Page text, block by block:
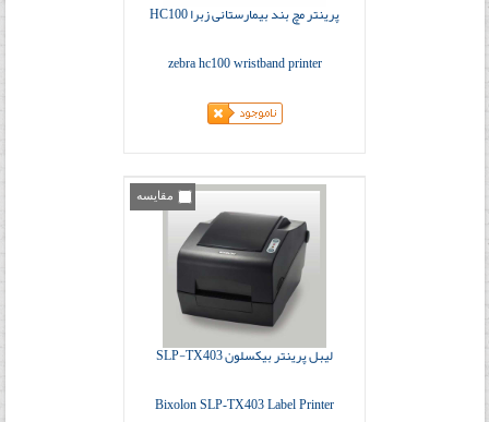
پرینتر مچ بند بیمارستانی زبرا HC100
zebra hc100 wristband printer
مقایسه
لیبل پرینتر بیکسلون SLP-TX403
Bixolon SLP-TX403 Label Printer